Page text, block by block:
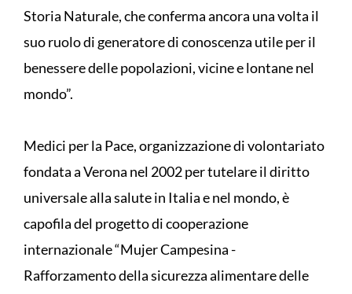
Storia Naturale, che conferma ancora una volta il
suo ruolo di generatore di conoscenza utile per il
benessere delle popolazioni, vicine e lontane nel
mondo”.
Medici per la Pace, organizzazione di volontariato
fondata a Verona nel 2002 per tutelare il diritto
universale alla salute in Italia e nel mondo, è
capofila del progetto di cooperazione
internazionale “Mujer Campesina -
Rafforzamento della sicurezza alimentare delle